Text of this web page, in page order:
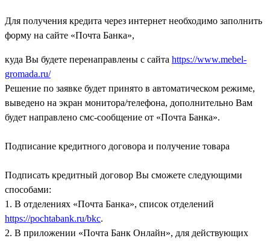
Для получения кредита через интернет необходимо заполнить
форму на сайте «Почта Банка»,
куда Вы будете перенаправлены с сайта https://www.mebel-
gromada.ru/
Решение по заявке будет принято в автоматическом режиме,
выведено на экран монитора/телефона, дополнительно Вам
будет направлено смс-сообщение от «Почта Банка».
Подписание кредитного договора и получение товара
Подписать кредитный договор Вы сможете следующими
способами:
1. В отделениях «Почта Банка», список отделений
https://pochtabank.ru/bkc.
2. В приложении «Почта Банк Онлайн», для действующих